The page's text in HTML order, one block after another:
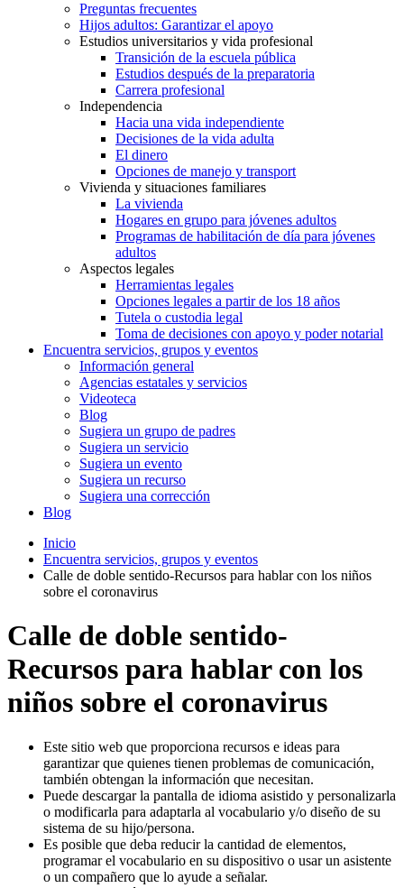
Preguntas frecuentes
Hijos adultos: Garantizar el apoyo
Estudios universitarios y vida profesional
Transición de la escuela pública
Estudios después de la preparatoria
Carrera profesional
Independencia
Hacia una vida independiente
Decisiones de la vida adulta
El dinero
Opciones de manejo y transport
Vivienda y situaciones familiares
La vivienda
Hogares en grupo para jóvenes adultos
Programas de habilitación de día para jóvenes
adultos
Aspectos legales
Herramientas legales
Opciones legales a partir de los 18 años
Tutela o custodia legal
Toma de decisiones con apoyo y poder notarial
Encuentra servicios, grupos y eventos
Información general
Agencias estatales y servicios
Videoteca
Blog
Sugiera un grupo de padres
Sugiera un servicio
Sugiera un evento
Sugiera un recurso
Sugiera una corrección
Blog
Inicio
Encuentra servicios, grupos y eventos
Calle de doble sentido-Recursos para hablar con los niños
sobre el coronavirus
Calle de doble sentido-
Recursos para hablar con los
niños sobre el coronavirus
Este sitio web que proporciona recursos e ideas para
garantizar que quienes tienen problemas de comunicación,
también obtengan la información que necesitan.
Puede descargar la pantalla de idioma asistido y personalizarla
o modificarla para adaptarla al vocabulario y/o diseño de su
sistema de su hijo/persona.
Es posible que deba reducir la cantidad de elementos,
programar el vocabulario en su dispositivo o usar un asistente
o un compañero que lo ayude a señalar.